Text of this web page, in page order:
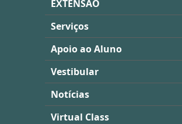
EXTENSÃO
Serviços
Apoio ao Aluno
Vestibular
Notícias
Virtual Class